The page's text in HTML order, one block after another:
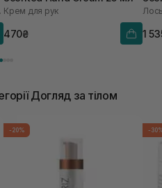
ніг Крем для рук
470₴ 1
Догляд за тілом
-20% -